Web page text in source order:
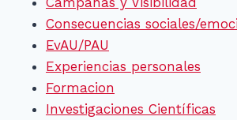
Consecuencias sociales/
EvAU/PAU
Experiencias personales
Formacion
Investigaciones Científicas